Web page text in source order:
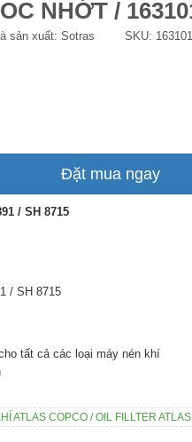
NHỚT /
sản xuất:Sotras SKU:
Đặt mua ngay
/ SH 8715
/ SH 8715
tất cả các loại máy nén khí
ATLAS COPCO / OIL FILLTER